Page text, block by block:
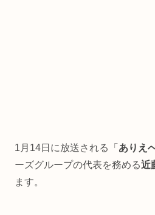
1月14日に放送される「 ありえ
ーズグループの代表を務める近
ます。